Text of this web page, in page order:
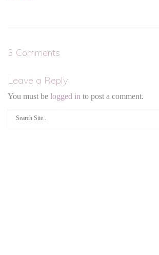
3 Comments
Leave a Reply
You must be logged in to post a comment.